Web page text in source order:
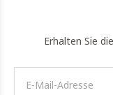
Erhalten Sie